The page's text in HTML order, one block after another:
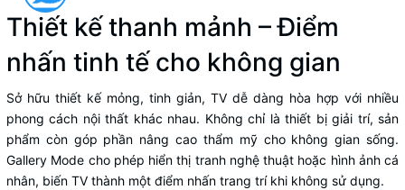
Thiết kế thanh mảnh – Điểm
nhấn tinh tế cho không gian
Sở hữu thiết kế mỏng, tinh giản, TV dễ dàng hòa hợp với nhiều
phong cách nội thất khác nhau. Không chỉ là thiết bị giải trí, sản
phẩm còn góp phần nâng cao thẩm mỹ cho không gian sống.
Gallery Mode cho phép hiển thị tranh nghệ thuật hoặc hình ảnh cá
nhân, biến TV thành một điểm nhấn trang trí khi không sử dụng.